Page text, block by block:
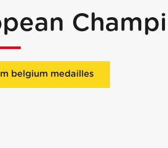
belgium medailles